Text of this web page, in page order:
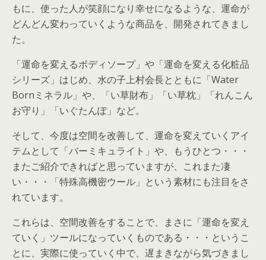
もに、使った人が笑顔になり幸せになるような、運命が
どんどん変わっていくような商品を、開発されてきまし
た。
「運命を変えるボディソープ」や「運命を変える化粧品
シリーズ」はじめ、水の子上村会長とともに「Water
Bornミネラル」や、「い草財布」「い草枕」「れんこん
お守り」「いぐたんぽ」など。
そして、今度は空間を改善して、運命を変えていくアイ
テムとして「バーミキュライト」や、もうひとつ・・・
またご紹介できればと思っていますが、これまた凄
い・・・「特殊高機密ウール」という素材にも注目をさ
れています。
これらは、空間改善をすることで、まさに「運命を変え
ていく」ツールになっていくものである・・・というこ
とに、実際に使っていく中で、遅まきながら気づきまし